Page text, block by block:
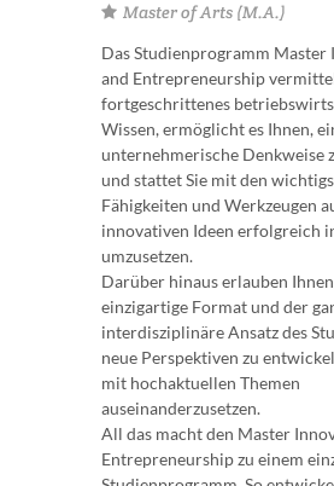
Master of Arts (M.A.)
Das Studienprogramm Master
and Entrepreneurship
fortgeschrittenes
Wissen, ermöglicht es Ihnen,
unternehmerische Denkweise
und stattet Sie mit den
Fähigkeiten und Werkzeugen
innovativen Ideen erfolgreich
umzusetzen.
Darüber hinaus erlauben
einzigartige Format und der
interdisziplinäre Ansatz des
neue Perspektiven zu
mit hochaktuellen Themen
auseinanderzusetzen.
All das macht den Master
Entrepreneurship zu einem